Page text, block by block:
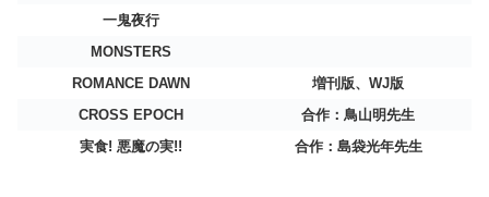
一鬼夜行
MONSTERS
ROMANCE DAWN
増刊版、WJ版
CROSS EPOCH
合作：鳥山明先生
実食! 悪魔の実!!
合作：島袋光年先生